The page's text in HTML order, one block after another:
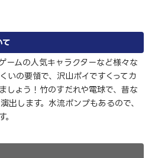
て
ームの人気キャラクターなど様々な
いの要領で、沢山ポイですくってカ
しょう！竹のすだれや電球で、昔な
出します。水流ポンプもあるので、
。